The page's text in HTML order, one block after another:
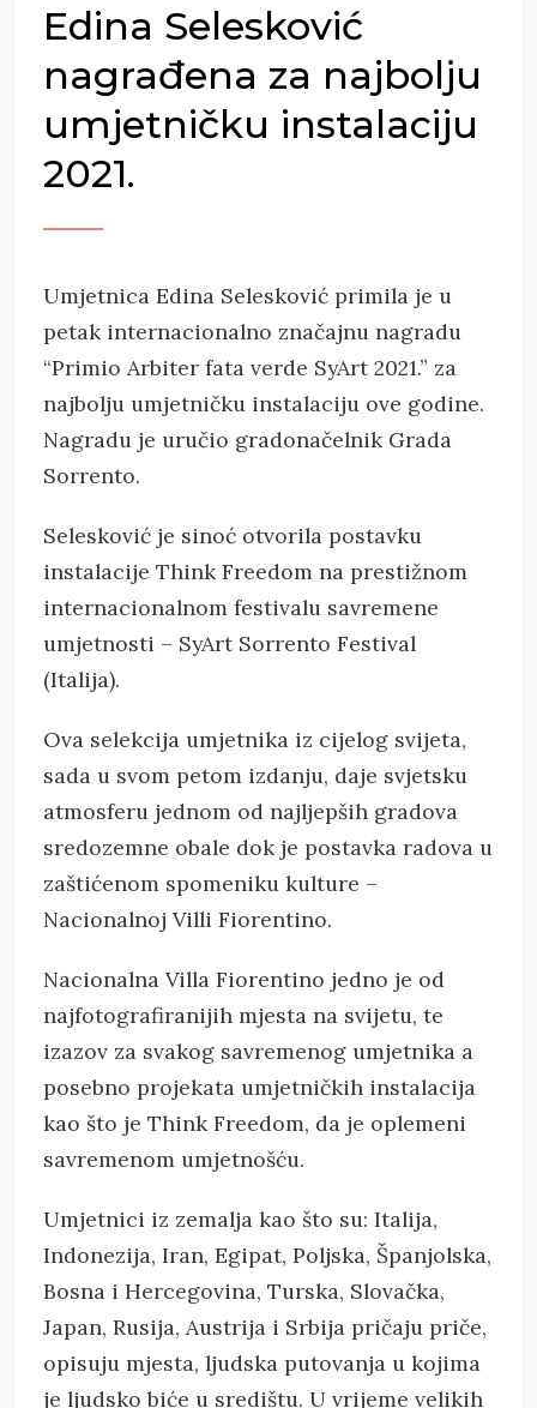
Edina Selesković
nagrađena za najbolju
umjetničku instalaciju
2021.
Umjetnica Edina Selesković primila je u
petak internacionalno značajnu nagradu
“Primio Arbiter fata verde SyArt 2021.” za
najbolju umjetničku instalaciju ove godine.
Nagradu je uručio gradonačelnik Grada
Sorrento.
Selesković je sinoć otvorila postavku
instalacije Think Freedom na prestižnom
internacionalnom festivalu savremene
umjetnosti – SyArt Sorrento Festival
(Italija).
Ova selekcija umjetnika iz cijelog svijeta,
sada u svom petom izdanju, daje svjetsku
atmosferu jednom od najljepših gradova
sredozemne obale dok je postavka radova u
zaštićenom spomeniku kulture –
Nacionalnoj Villi Fiorentino.
Nacionalna Villa Fiorentino jedno je od
najfotografiranijih mjesta na svijetu, te
izazov za svakog savremenog umjetnika a
posebno projekata umjetničkih instalacija
kao što je Think Freedom, da je oplemeni
savremenom umjetnošću.
Umjetnici iz zemalja kao što su: Italija,
Indonezija, Iran, Egipat, Poljska, Španjolska,
Bosna i Hercegovina, Turska, Slovačka,
Japan, Rusija, Austrija i Srbija pričaju priče,
opisuju mjesta, ljudska putovanja u kojima
je ljudsko biće u središtu. U vrijeme velikih